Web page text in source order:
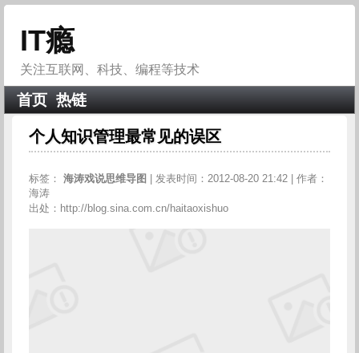
IT瘾
关注互联网、科技、编程等技术
首页 热链
个人知识管理最常见的误区
标签： 海涛戏说思维导图
| 发表时间：2012-08-20 21:42 | 作者：
海涛
出处：http://blog.sina.com.cn/haitaoxishuo